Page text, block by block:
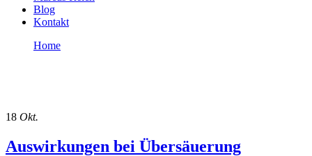
Blog
Kontakt
Home
18 Okt.
Auswirkungen bei Übersäuerung